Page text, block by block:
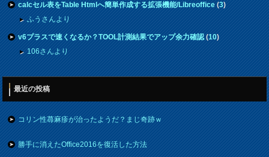
calcセル表をTable Htmlへ簡単作成する拡張機能/Libreoffice(3)
ふうさんより
v6プラスで速くなるか？TOOL計測結果でアップ余力確認(10)
106さんより
最近の投稿
コリン性蕁麻疹が治ったようだ？まじ奇跡ｗ
勝手に消えたOffice2016を復活した方法